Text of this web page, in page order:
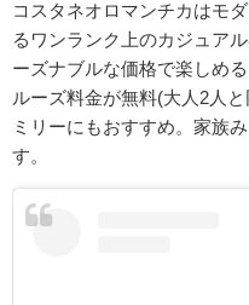
コスタネオロマンチカはモ
るワンランク上のカジュア
ーズナブルな価格で楽しめ
ルーズ料金が無料(大人2人
ミリーにもおすすめ。家族
す。